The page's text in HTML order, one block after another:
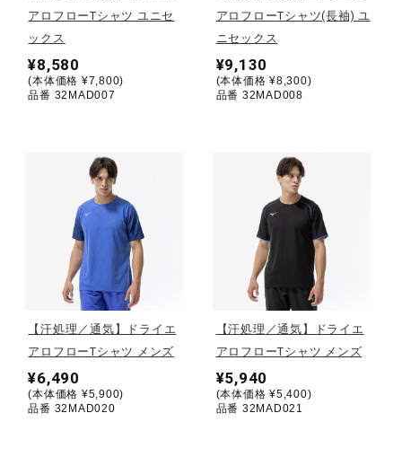
バレーボール
テニス／ソフトテニス
バドミントン
陸上競技
アロフローTシャツ ユニセ
ックス
¥8,580
(本体価格 ¥7,800)
品番 32MAD007
アロフローTシャツ(長袖) ユ
ニセックス
¥9,130
(本体価格 ¥8,300)
品番 32MAD008
【汗処理／通気】ドライエ
アロフローTシャツ メンズ
¥6,490
(本体価格 ¥5,900)
品番 32MAD020
【汗処理／通気】ドライエ
アロフローTシャツ メンズ
¥5,940
(本体価格 ¥5,400)
品番 32MAD021